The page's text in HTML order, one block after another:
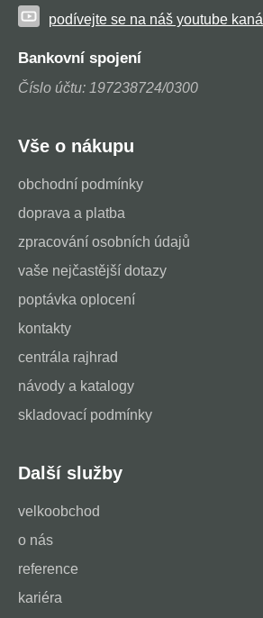
podívejte se na náš youtube kanál
Bankovní spojení
Číslo účtu: 197238724/0300
Vše o nákupu
obchodní podmínky
doprava a platba
zpracování osobních údajů
vaše nejčastější dotazy
poptávka oplocení
kontakty
centrála rajhrad
návody a katalogy
skladovací podmínky
Další služby
velkoobchod
o nás
reference
kariéra